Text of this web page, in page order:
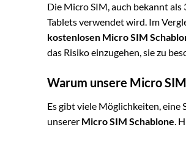
Die Micro SIM, auch bekannt
Tablets verwendet wird. Im
kostenlosen Micro SIM
das Risiko einzugehen, sie zu
Warum unsere Micro
Es gibt viele Möglichkeiten, eine
unserer Micro SIM Schablone.